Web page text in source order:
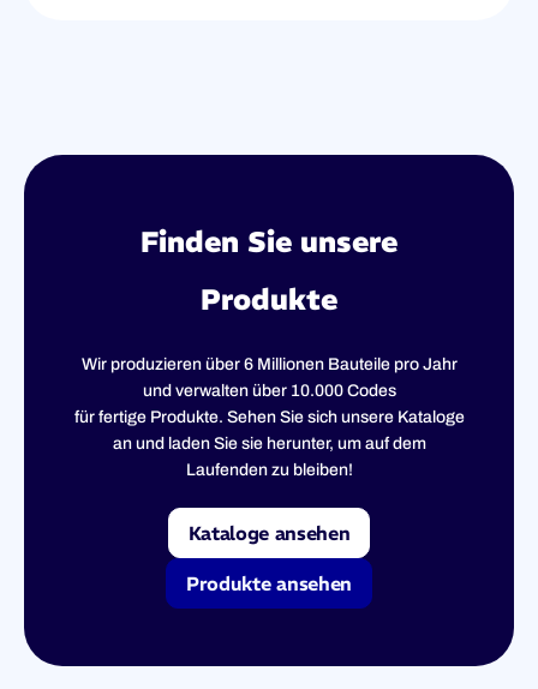
Finden Sie unsere
Produkte
Wir produzieren über 6 Millionen Bauteile pro Jahr
und verwalten über 10.000 Codes
für fertige Produkte. Sehen Sie sich unsere Kataloge
an und laden Sie sie herunter, um auf dem
Laufenden zu bleiben!
Kataloge ansehen
Produkte ansehen